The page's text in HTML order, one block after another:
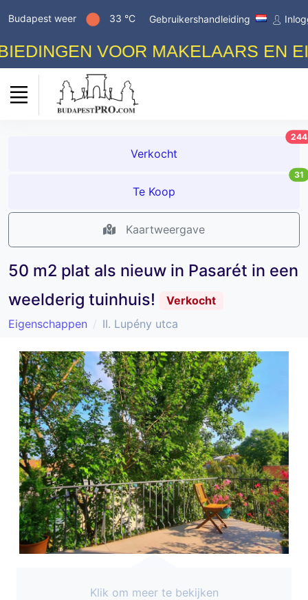
Budapest weer 33 °C Gebruikershandleiding
VOOR MAKELAARS EN
Verkocht
244
Te Koop
31
Kaartweergave
50 m2 plat als nieuw in Pasarét in een
weelderig tuinhuis!
Verkocht
Eigenschappen
II. Lupény utca
Klik om meer te bekijken